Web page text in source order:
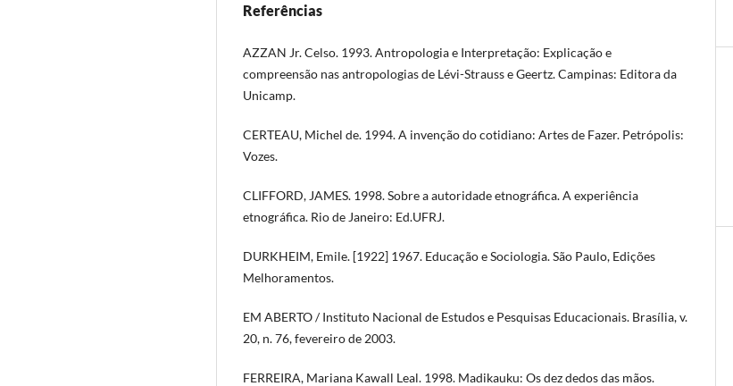
Referências
AZZAN Jr. Celso. 1993. Antropologia e Interpretação: Explicação e
compreensão nas antropologias de Lévi-Strauss e Geertz. Campinas: Editora da
Unicamp.
CERTEAU, Michel de. 1994. A invenção do cotidiano: Artes de Fazer. Petrópolis:
Vozes.
CLIFFORD, JAMES. 1998. Sobre a autoridade etnográfica. A experiência
etnográfica. Rio de Janeiro: Ed.UFRJ.
DURKHEIM, Emile. [1922] 1967. Educação e Sociologia. São Paulo, Edições
Melhoramentos.
EM ABERTO / Instituto Nacional de Estudos e Pesquisas Educacionais. Brasília, v.
20, n. 76, fevereiro de 2003.
FERREIRA, Mariana Kawall Leal. 1998. Madikauku: Os dez dedos das mãos.